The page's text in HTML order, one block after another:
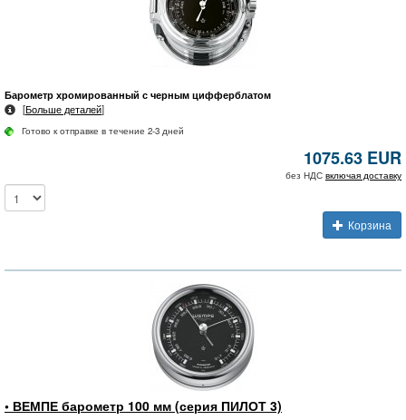
Барометр хромированный с черным цифферблатом
[Больше деталей]
Готово к отправке в течение 2-3 дней
1075.63 EUR
без НДС включая доставку
Корзина
• ВЕМПЕ барометр 100 мм (серия ПИЛОТ 3)